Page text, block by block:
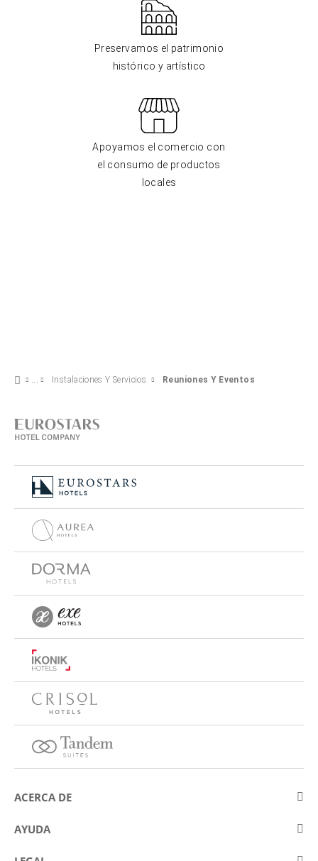
Preservamos el patrimonio
histórico y artístico
Apoyamos el comercio con
el consumo de productos
locales
Instalaciones Y Servicios Reuniones Y Eventos
ACERCA DE
Sobre Eurostars Hotel Company
AYUDA
Contactar